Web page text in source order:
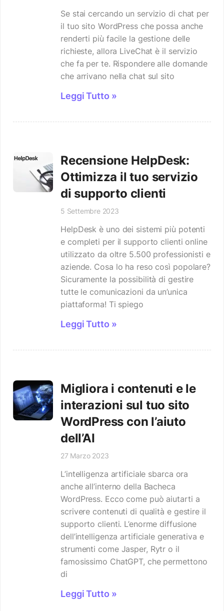
Se stai cercando un servizio di chat per
il tuo sito WordPress che possa anche
renderti più facile la gestione delle
richieste, allora LiveChat è il servizio
che fa per te. Rispondere alle domande
che arrivano nella chat sul sito
Leggi Tutto »
Recensione HelpDesk:
Ottimizza il tuo servizio
di supporto clienti
5 Settembre 2023
HelpDesk è uno dei sistemi più potenti
e completi per il supporto clienti online
utilizzato da oltre 5.500 professionisti e
aziende. Cosa lo ha reso così popolare?
Sicuramente la possibilità di gestire
tutte le comunicazioni da un’unica
piattaforma! Ti spiego
Leggi Tutto »
Migliora i contenuti e le
interazioni sul tuo sito
WordPress con l’aiuto
dell’AI
27 Marzo 2023
L’intelligenza artificiale sbarca ora
anche all’interno della Bacheca
WordPress. Ecco come può aiutarti a
scrivere contenuti di qualità e gestire il
supporto clienti. L’enorme diffusione
dell’intelligenza artificiale generativa e
strumenti come Jasper, Rytr o il
famosissimo ChatGPT, che permettono
di
Leggi Tutto »